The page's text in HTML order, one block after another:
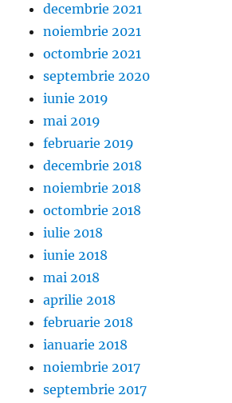
decembrie 2021
noiembrie 2021
octombrie 2021
septembrie 2020
iunie 2019
mai 2019
februarie 2019
decembrie 2018
noiembrie 2018
octombrie 2018
iulie 2018
iunie 2018
mai 2018
aprilie 2018
februarie 2018
ianuarie 2018
noiembrie 2017
septembrie 2017